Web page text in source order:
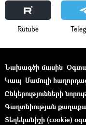
Rutube
Նախագծի մասին
Կապ Մամուլի
Ընկերությունների
Գաղտնիության
Տեղեկանիշի (cookie)